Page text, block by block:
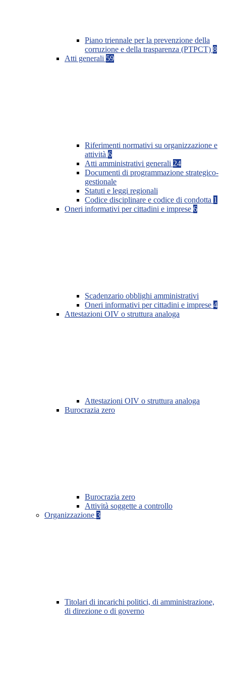
Piano triennale per la prevenzione della
corruzione e della trasparenza (PTPCT) 8
Atti generali 59
Riferimenti normativi su organizzazione e
attività 6
Atti amministrativi generali 24
Documenti di programmazione strategico-
gestionale
Statuti e leggi regionali
Codice disciplinare e codice di condotta 1
Oneri informativi per cittadini e imprese 6
Scadenzario obblighi amministrativi
Oneri informativi per cittadini e imprese 4
Attestazioni OIV o struttura analoga
Attestazioni OIV o struttura analoga
Burocrazia zero
Burocrazia zero
Attività soggette a controllo
Organizzazione 3
Titolari di incarichi politici, di amministrazione,
di direzione o di governo